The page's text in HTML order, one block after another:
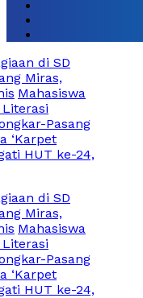
di SD
Miras,
Mahasiswa
Pasang
HUT ke-24,
di SD
Miras,
Mahasiswa
Pasang
HUT ke-24,